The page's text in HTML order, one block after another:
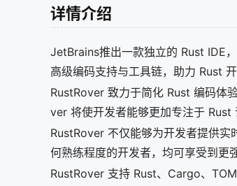
详情介绍
JetBrains推出一款独立的 Rust IDE
高级编码支持与工具链，助力 Rust
RustRover 致力于简化 Rust 编码体
ver 将使开发者能够更加专注于 Rust
RustRover 不仅能够为开发者提供实
何熟练程度的开发者，均可享受到更
RustRover 支持 Rust、Cargo、